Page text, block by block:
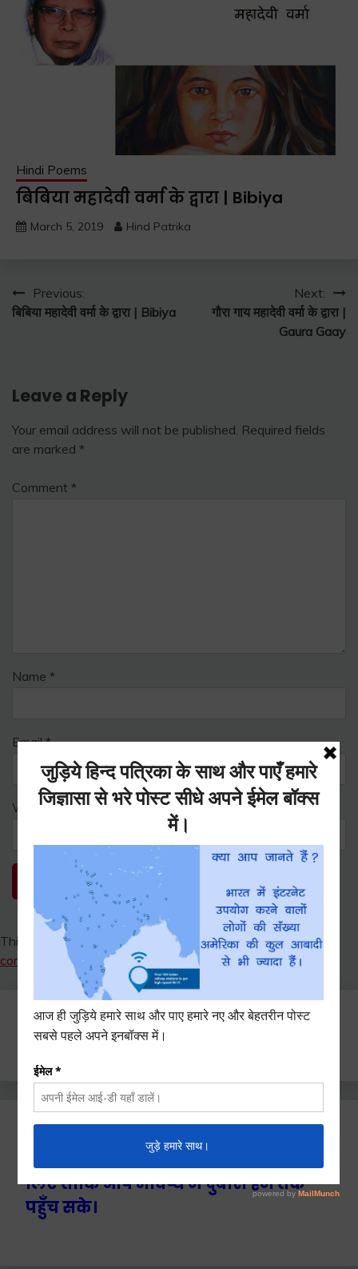
Hindi Poems
बिबिया महादेवी वर्मा के द्वारा | Bibiya
March 5, 2019 Hind Patrika
Post
navigation
Previous:
बिबिया महादेवी वर्मा के द्वारा | Bibiya
Next:
गौरा गाय महादेवी वर्मा के द्वारा |
Gaura Gaay
Leave a Reply
Your email address will not be published. Required fields
are marked *
Comment *
Name *
Email*
Website
This site uses Akismet to reduce spam.Learn how your
comment data is processed.
Search
for:
Ctrl+D दबाएँ हमे बुकमार्क / सेव करने के
लिए ताकि आप भविष्य में दुबारा हम तक
पहुँच सके।